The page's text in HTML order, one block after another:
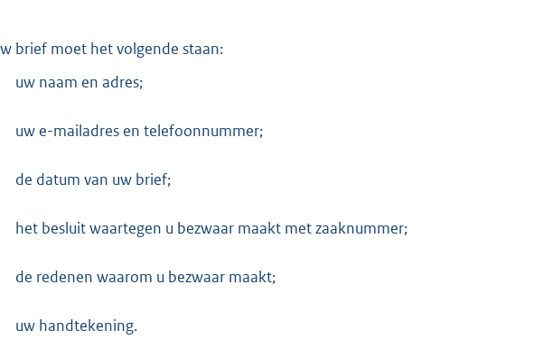
brief moet het volgende staan:
uw naam en adres;
uw e-mailadres en telefoonnummer;
de datum van uw brief;
het besluit waartegen u bezwaar maakt met zaaknummer;
de redenen waarom u bezwaar maakt;
uw handtekening.